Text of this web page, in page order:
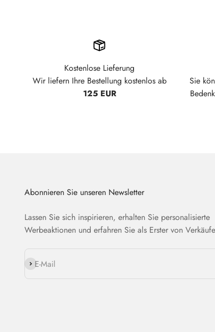
Kostenlose Lieferung
Wir liefern Ihre Bestellung kostenlos ab
125 EUR
Sie
Abonnieren Sie unseren Newsletter
Lassen Sie sich inspirieren, erhalten Sie personalisierte
Werbeaktionen und erfahren Sie als Erster von
E-Mail
Abonnieren